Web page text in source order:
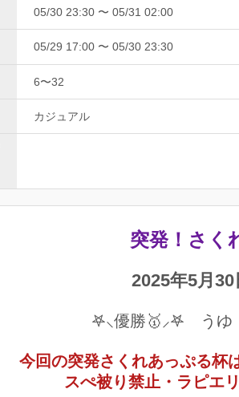
05/30 23:30 〜 05/31 02:00
05/29 17:00 〜 05/30 23:30
6〜32
カジュアル
突発！さく
2025年5月30
𖤐⸜優勝🥇⸝𖤐 う
今回の突発さくれあっぷる杯
スぺ被り禁止・ラピエ